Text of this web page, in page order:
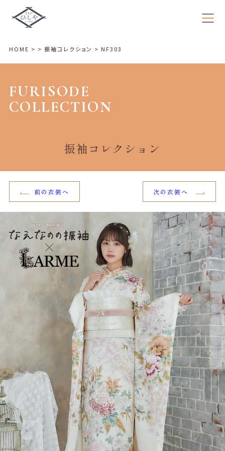
HOME > > 振袖コレクション > NF303
FURISODE
COLLECTION
振袖コレクション
前の衣装へ 次の衣装へ